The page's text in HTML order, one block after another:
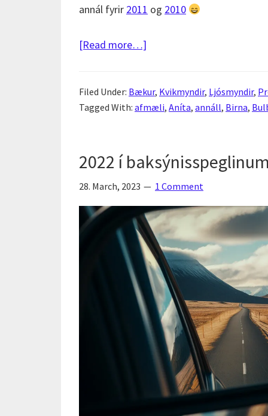
annál fyrir 2011 og 2010
[Read more…]
baksýnisspeglinum
Filed Under: Bækur, Kvikmyndir, Ljósmyndir,
Tagged With: afmæli, Aníta, annáll, Birna,
2022 í
28. March, 2023 1 Comment